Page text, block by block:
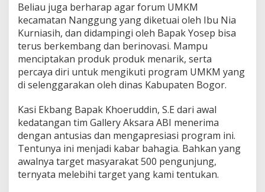
Beliau juga berharap agar forum UMKM
kecamatan Nanggung yang diketuai oleh Ibu Nia
Kurniasih, dan didampingi oleh Bapak Yosep bisa
terus berkembang dan berinovasi. Mampu
menciptakan produk produk menarik, serta
percaya diri untuk mengikuti program UMKM yang
di selenggarakan oleh dinas Kabupaten Bogor.
Kasi Ekbang Bapak Khoeruddin, S.E dari awal
kedatangan tim Gallery Aksara ABI menerima
dengan antusias dan mengapresiasi program ini.
Tentunya ini menjadi kabar bahagia. Bahkan yang
awalnya target masyarakat 500 pengunjung,
ternyata melebihi target yang kami tentukan.